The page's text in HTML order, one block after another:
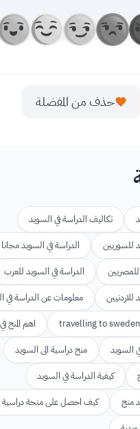
حذف من المفضلة
تكاليف الدراسة في السويد
للسوريين
الدراسة في السويد مجانا
الدراسة في السويد للعرب
للاردنيين
معلومات عن الدراسة في
travelling to sweden
اهم المنح
السويد
منح دراسية الى السويد
كيفية الدراسة في السويد
منح
كيف احصل على منحة دراسية